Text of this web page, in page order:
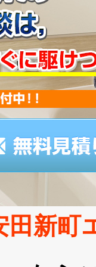
田新町